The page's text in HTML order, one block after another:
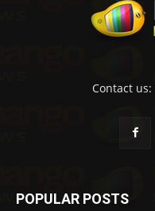
Contact us:
POPULAR POSTS